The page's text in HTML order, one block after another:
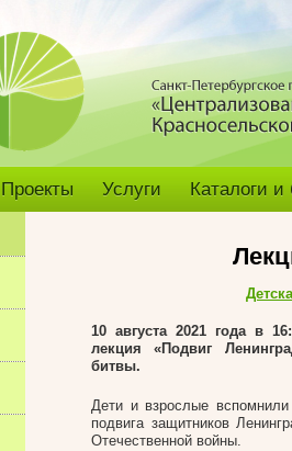
Проекты Услуги Каталоги
10 августа 2021 года в
лекция «Подвиг
битвы.
Дети и взрослые
подвига защитников
Отечественной войны.